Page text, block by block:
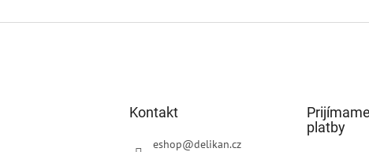
Kontakt
eshop@delikan.cz
platby